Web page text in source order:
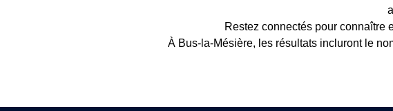
Restez connectés pour connaître
À Bus-la-Mésière, les résultats incluront le